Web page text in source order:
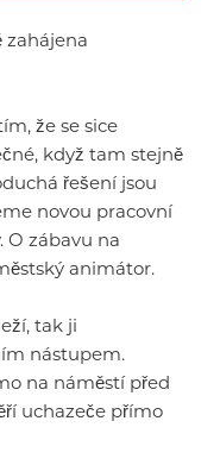
že se sice
když tam stejně
řešení jsou
novou pracovní
O zábavu na
animátor.
tak ji
nástupem.
na náměstí před
uchazeče přímo